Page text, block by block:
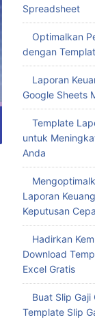
Spreadsheet
Optimalkan
dengan
Laporan
Google Sheets
Template
untuk
Anda
Laporan
Keputusan
Hadirkan
Download
Excel Gratis
Buat Slip
Template Slip